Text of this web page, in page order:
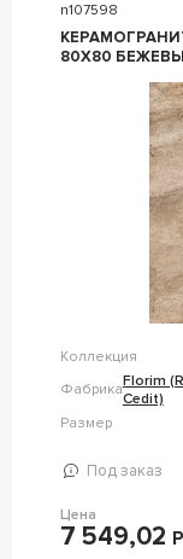
n107598
КЕРАМОГРАНИТ
80X80
Коллекция
ФабрикаFlorim
Cedit)
Размер
Под заказ
Цена
7 549,02